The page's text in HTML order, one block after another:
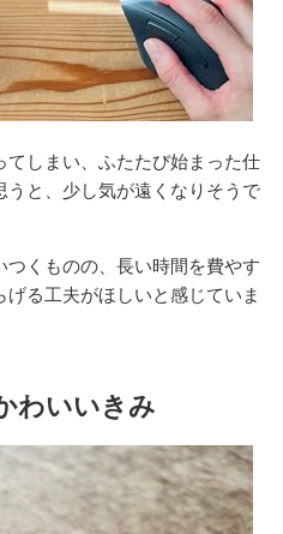
しまい、ふたたび始まった仕
と、少し気が遠くなりそうで
くものの、長い時間を費やす
る工夫がほしいと感じていま
わいいきみ